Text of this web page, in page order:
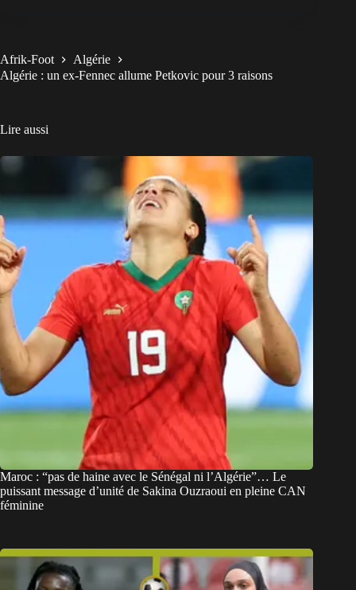
Afrik-Foot
Algérie
Algérie : un ex-Fennec allume Petkovic pour 3 raisons
Lire aussi
Maroc : “pas de haine avec le Sénégal ni l’Algérie”… Le
puissant message d’unité de Sakina Ouzraoui en pleine CAN
féminine